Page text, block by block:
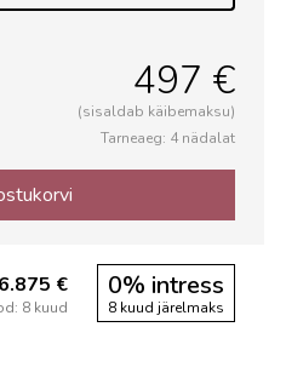
497 €
(sisaldab käibemaksu)
Tarneaeg: 4 nädalat
€
8 kuud
0% intress
8 kuud järelmaks